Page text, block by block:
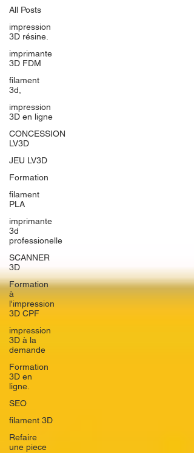
All Posts
impression
3D résine.
imprimante
3D FDM
filament
3d,
impression
3D en ligne
CONCESSION
LV3D
JEU LV3D
Formation
filament
PLA
imprimante
3d
professionelle
SCANNER
3D
Formation
à
l'impression
3D CPF
impression
3D à la
demande
Formation
3D en
ligne.
SEO
filament 3D
Refaire
une piece